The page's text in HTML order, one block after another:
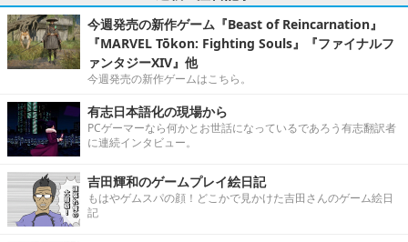
今週発売の新作ゲーム『Beast of Reincarnation』
『MARVEL Tōkon: Fighting Souls』『ファイナルフ
ァンタジーXIV』他
今週発売の新作ゲームはこちら。
有志日本語化の現場から
PCゲーマーなら何かとお世話になっているであろう有志翻訳者
に連続インタビュー。
吉田輝和のゲームプレイ絵日記
もはやゲムスパの顔！どこかで見かけた吉田さんのゲーム絵日
記